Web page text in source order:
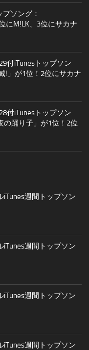
ソング：
にM!LK、3位にサカナ
付iTunesトップソン
!」が1位！2位にサカナ
付iTunesトップソン
の踊り子」が1位！2位
週間トップソン
週間トップソン
週間トップソン
週間トップソン